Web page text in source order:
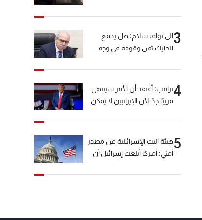
3الى نواف سلام: هل يدفع
الحايك ثمن وقوفه في وجه
4ترامب: أعتقد أن الأمر سينتهي
قريبًا جدًا لأن الإيرانيين لا يمكن
5هيئة البث الإسرائيلية عن مصدر
أمني: أميركا أبلغت إسرائيل أن